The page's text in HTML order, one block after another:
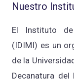
Nuestro
El Instituto de
(IDIMI) es un
de la
Decanatura